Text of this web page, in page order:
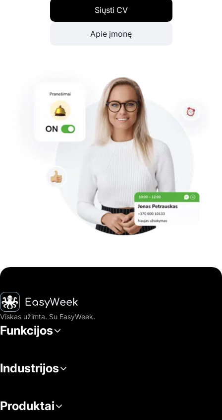
Siųsti CV
Apie įmonę
Pagrindinis puslapis
Viskas užimta. Su EasyWeek.
Funkcijos
Industrijos
Produktai